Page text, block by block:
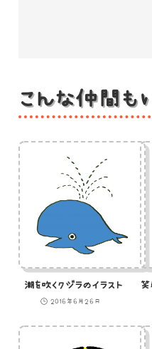
こんな仲間も
潮を吹くクジラのイラスト
2016年6月26日